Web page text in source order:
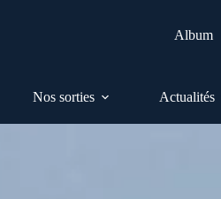
Album
Nos sorties Actualités